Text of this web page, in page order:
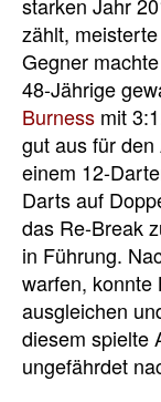
starken Jahr
zählt,
Gegner
48-Jährige
Burness mit
gut aus für
einem 12-
Darts auf
das Re-Break
in Führung.
warfen, konnte
ausgleichen
diesem spielte
ungefährdet